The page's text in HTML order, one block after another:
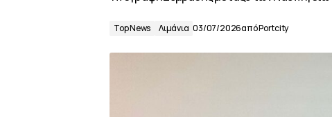
Top News Λιμάνια 03/07/2026απόPortcity